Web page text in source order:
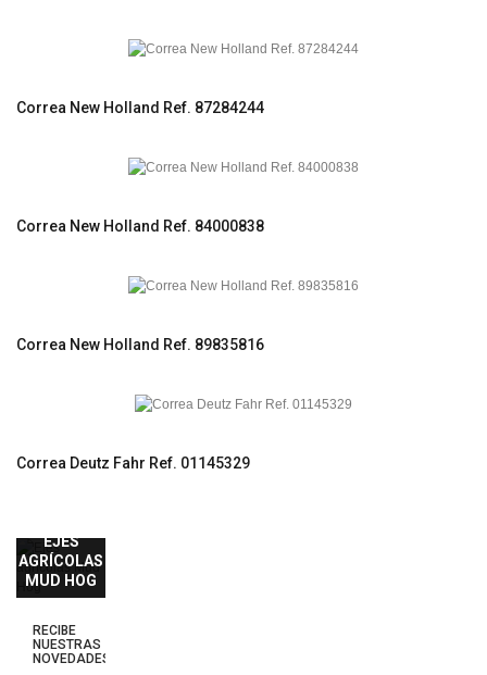
Correa New Holland Ref. 87284244
Correa New Holland Ref. 84000838
Correa New Holland Ref. 89835816
Correa Deutz Fahr Ref. 01145329
EJES
AGRÍCOLAS
MUD HOG
RECIBE
NUESTRAS
NOVEDADES